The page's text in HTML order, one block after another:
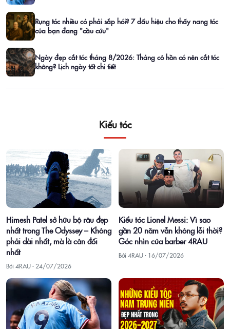
Rụng tóc nhiều có phải sắp hói? 7 dấu hiệu cho thấy nang tóc
của bạn đang "cầu cứu"
Ngày đẹp cắt tóc tháng 8/2026: Tháng cô hồn có nên cắt tóc
không? Lịch ngày tốt chi tiết
Kiểu tóc
Himesh Patel sở hữu bộ râu đẹp
nhất trong The Odyssey – Không
phải dài nhất, mà là cân đối
nhất
Bởi 4RAU · 24/07/2026
Kiểu tóc Lionel Messi: Vì sao
gần 20 năm vẫn không lỗi thời?
Góc nhìn của barber 4RAU
Bởi 4RAU · 16/07/2026